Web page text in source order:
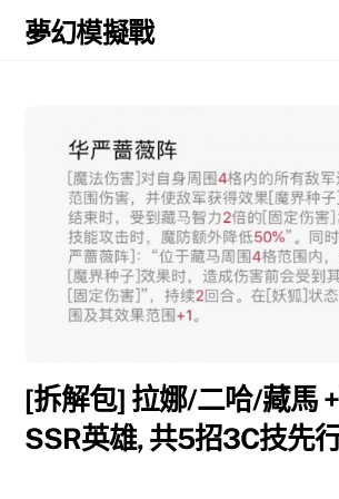
Skip
夢幻模擬戰
[拆解包] 拉娜/二哈/藏馬
SSR英雄, 共5招3C技先